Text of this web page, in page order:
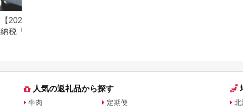
【2026年最新版】ふるさと
納税「食べ物以外」返礼品
人気の返礼品から探す
牛肉
定期便
北